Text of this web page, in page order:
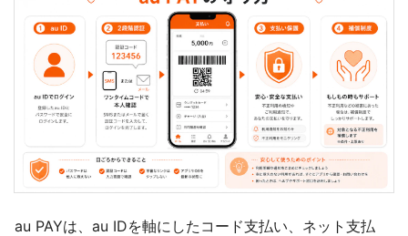
au PAYは、au IDを軸にしたコード支払い、ネット支払